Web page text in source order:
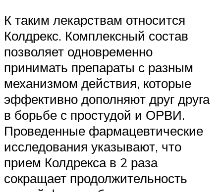
К таким лекарствам относится
Колдрекс. Комплексный состав
позволяет одновременно
принимать препараты с разным
механизмом действия, которые
эффективно дополняют друг друга
в борьбе с простудой и ОРВИ.
Проведенные фармацевтические
исследования указывают, что
прием Колдрекса в 2 раза
сокращает продолжительность